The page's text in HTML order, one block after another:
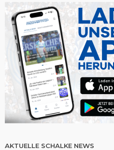
AKTUELLE SCHALKE NEWS